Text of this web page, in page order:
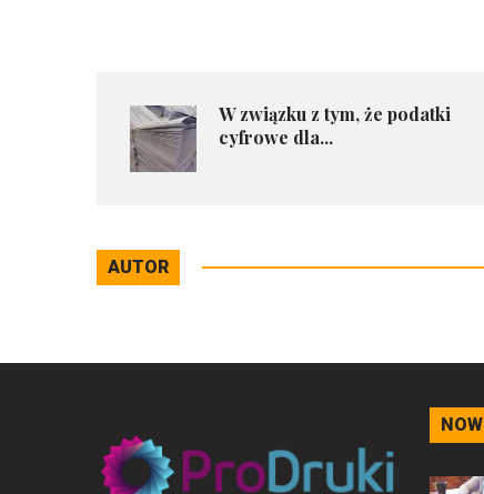
W związku z tym, że podatki
cyfrowe dla...
AUTOR